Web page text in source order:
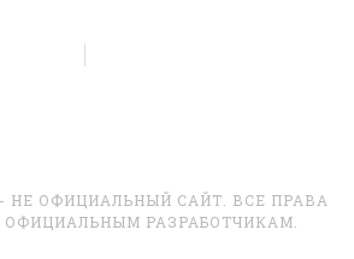
- НЕ ОФИЦИАЛЬНЫЙ САЙТ. ВСЕ ПРАВА
РАЗРАБОТЧИКАМ.